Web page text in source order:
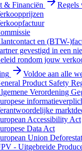
& Financiën
Regels
en (BTW-
gevestigd in een
rondom jouw
Voldoe aan alle
Product Safety
Verordening
Accessibility Act
Data Act
Union
- Uitgebreide